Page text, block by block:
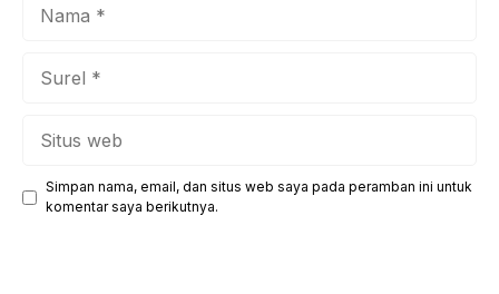
Simpan nama, email, dan situs web saya pada peramban ini untuk
komentar saya berikutnya.